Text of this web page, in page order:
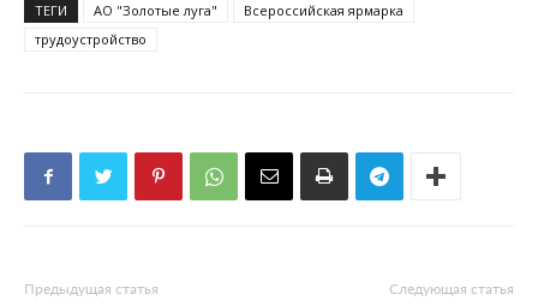
ТЕГИ АО "Золотые луга"
Всероссийская ярмарка
трудоустройство
Предыдущая статья Следующая статья